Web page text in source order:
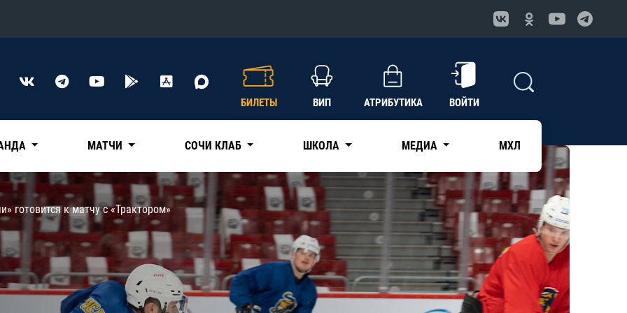
Конференция «Восток»
Нефтехимик
Трактор
Дивизион Чернышева
Авангард
Адмирал
КХЛ
БИЛЕТЫ ВИП АТРИБУТИКА ВОЙТИ
МАТЧИ СОЧИ КЛАБ ШКОЛА МЕДИА МХЛ
готовится к матчу с «Трактором»